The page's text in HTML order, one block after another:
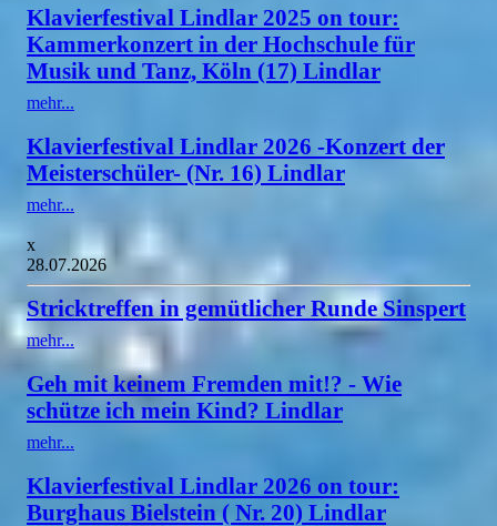
Klavierfestival Lindlar 2025 on tour:
Kammerkonzert in der Hochschule für
Musik und Tanz, Köln (17) Lindlar
mehr...
Klavierfestival Lindlar 2026 -Konzert der
Meisterschüler- (Nr. 16) Lindlar
mehr...
x
28.07.2026
Stricktreffen in gemütlicher Runde Sinspert
mehr...
Geh mit keinem Fremden mit!? - Wie
schütze ich mein Kind? Lindlar
mehr...
Klavierfestival Lindlar 2026 on tour:
Burghaus Bielstein ( Nr. 20) Lindlar